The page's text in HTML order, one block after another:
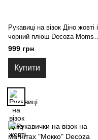
Рукавиці на візок Діно жовті і
чорний плюш Decoza Moms
(rukavitsy-Op001-pl016)
999 грн
Купити